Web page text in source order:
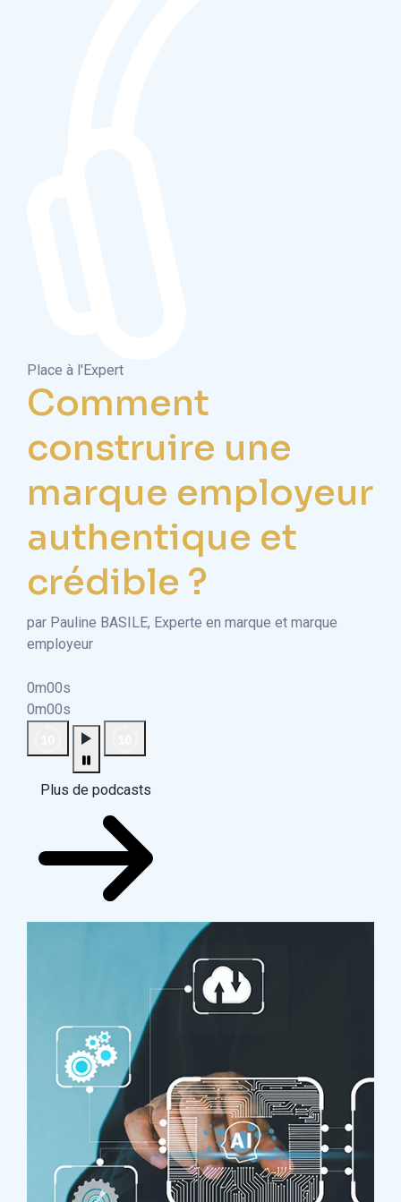
Place à l'Expert
Comment
construire une
marque employeur
authentique et
crédible ?
par Pauline BASILE, Experte en marque et marque
employeur
0m00s
0m00s
Plus de podcasts